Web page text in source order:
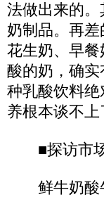
法做出来的
奶制品。再
花生奶、早
酸的奶，确
种乳酸饮料
养根本谈不
■探访市
鲜牛奶酸